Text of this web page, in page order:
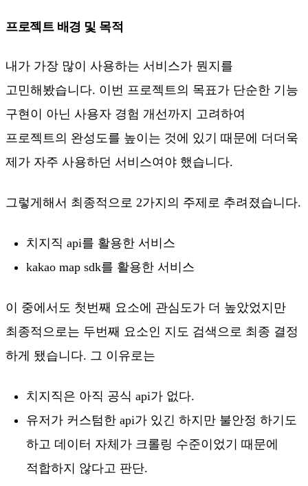
프로젝트 배경 및 목적
내가 가장 많이 사용하는 서비스가 뭔지를
고민해봤습니다. 이번 프로젝트의 목표가 단순한 기능
구현이 아닌 사용자 경험 개선까지 고려하여
프로젝트의 완성도를 높이는 것에 있기 때문에 더더욱
제가 자주 사용하던 서비스여야 했습니다.
그렇게해서 최종적으로 2가지의 주제로 추려졌습니다.
치지직 api를 활용한 서비스
kakao map sdk를 활용한 서비스
이 중에서도 첫번째 요소에 관심도가 더 높았었지만
최종적으로는 두번째 요소인 지도 검색으로 최종 결정
하게 됐습니다. 그 이유로는
치지직은 아직 공식 api가 없다.
유저가 커스텀한 api가 있긴 하지만 불안정 하기도
하고 데이터 자체가 크롤링 수준이었기 때문에
적합하지 않다고 판단.